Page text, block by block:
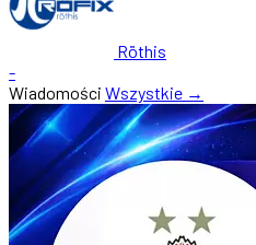
Röthis
-
Wiadomości Wszystkie →